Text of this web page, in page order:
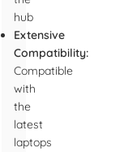
hub
Extensive
Compatibility:
Compatible
with
the
latest
laptops